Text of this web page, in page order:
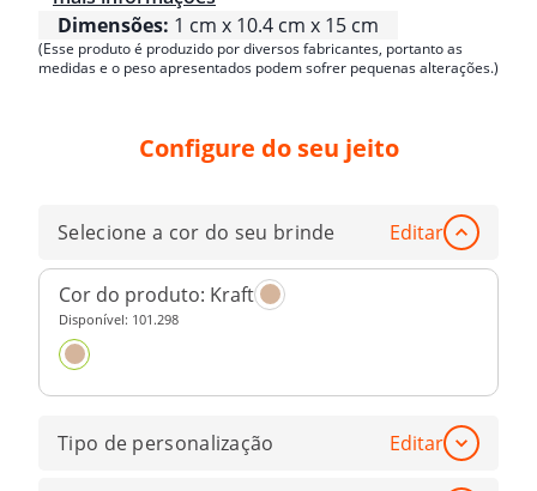
Dimensões: 1 cm x 10.4 cm x 15 cm
(Esse produto é produzido por diversos fabricantes, portanto as
medidas e o peso apresentados podem sofrer pequenas alterações.)
Configure do seu jeito
Selecione a cor do seu brinde Editar
Cor do produto: Kraft
Disponível: 101.298
Tipo de personalização Editar